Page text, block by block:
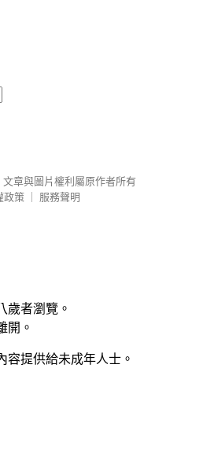
文章與圖片權利屬原作者所有
政策
服務聲明
歲者瀏覽。
開。
容提供給未成年人士。